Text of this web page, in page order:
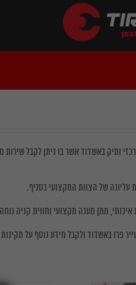
ותיק באשדוד אשר בו ניתן לקבל שירות
עליונה של הצוות המקצועי בסניף.
איכותי, מתן מענה מקצועי וחווית קניה
פרו באשדוד ולקבל מידע נוסף על